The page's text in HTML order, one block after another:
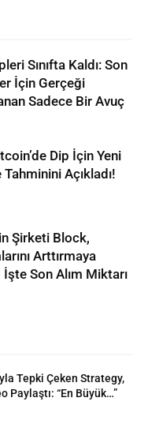
Sınıfta Kaldı: Son
İçin Gerçeği
Sadece Bir Avuç
Dip İçin Yeni
Açıkladı!
Şirketi Block,
Arttırmaya
Son Alım Miktarı
Tepki Çeken Strategy,
Paylaştı: “En Büyük…”